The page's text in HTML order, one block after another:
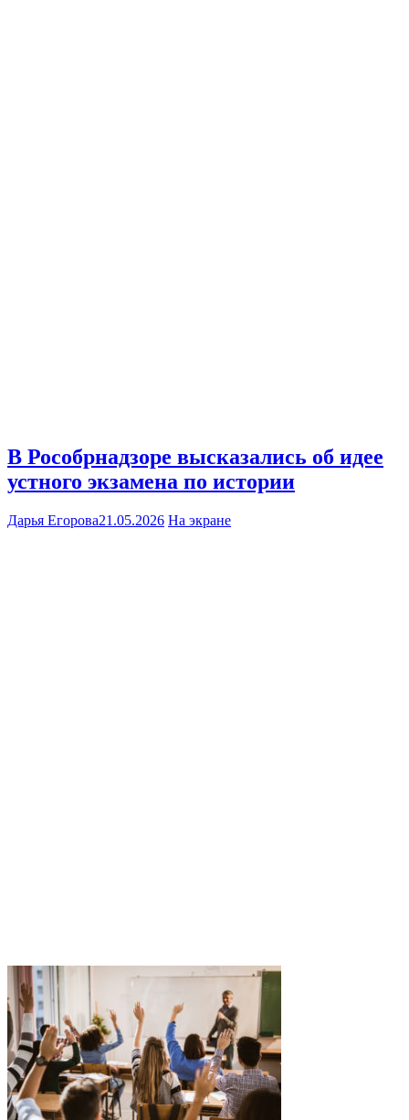
В Рособрнадзоре высказались об идее
устного экзамена по истории
Дарья Егорова21.05.2026 На экране